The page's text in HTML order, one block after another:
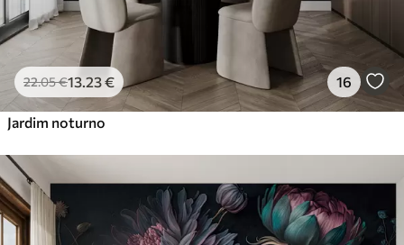
22.05€13 .23€ 16
Jardim noturno